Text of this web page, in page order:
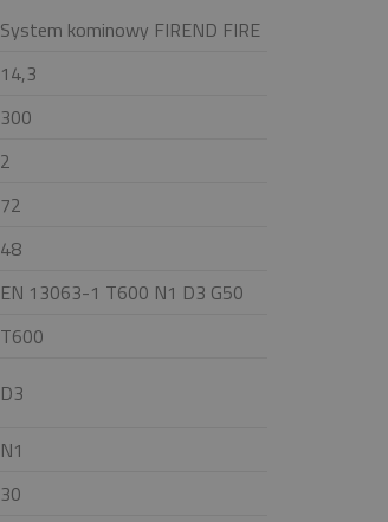
System kominowy FIREND FIRE
14,3
300
2
72
48
EN 13063-1 T600 N1 D3 G50
T600
D3
N1
30